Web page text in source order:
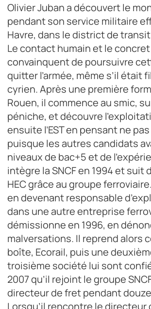
Olivier Juban a découvert le
pendant son service militaire
Havre, dans le district de
Le contact humain et le
convainquent de poursuivre
quitter l’armée, même s’il était
cyrien. Après une première
Rouen, il commence au smic,
péniche, et découvre
ensuite l’EST en pensant ne
puisque les autres candidats
niveaux de bac+5 et de
intègre la SNCF en 1994 et suit
HEC grâce au groupe
en devenant responsable
dans une autre entreprise
démissionne en 1996, en
malversations. Il reprend alors
boîte, Ecorail, puis une
troisième société lui sont
2007 qu’il rejoint le groupe
directeur de fret pendant
Lorsqu’il rencontre le directeur